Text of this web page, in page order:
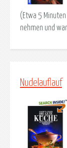
(Etwa 5
nehmen und
Nudelauflauf